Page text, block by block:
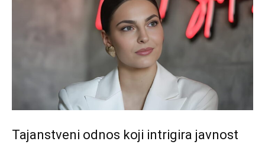
Tajanstveni odnos koji intrigira javnost